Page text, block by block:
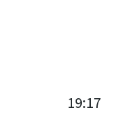
19:17